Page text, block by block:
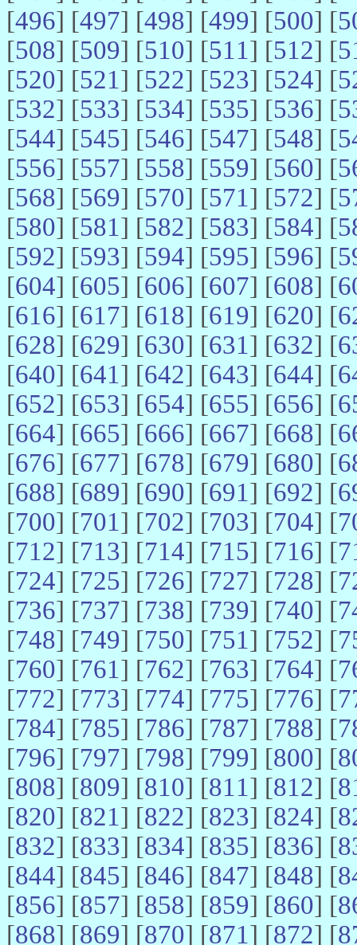
[496] [497] [498] [499] [500] [
[508] [509] [510] [511] [512] [
[520] [521] [522] [523] [524] [
[532] [533] [534] [535] [536] [
[544] [545] [546] [547] [548] [
[556] [557] [558] [559] [560] [
[568] [569] [570] [571] [572] [
[580] [581] [582] [583] [584] [
[592] [593] [594] [595] [596] [
[604] [605] [606] [607] [608] [
[616] [617] [618] [619] [620] [
[628] [629] [630] [631] [632] [
[640] [641] [642] [643] [644] [
[652] [653] [654] [655] [656] [
[664] [665] [666] [667] [668] [
[676] [677] [678] [679] [680] [
[688] [689] [690] [691] [692] [
[700] [701] [702] [703] [704] [
[712] [713] [714] [715] [716] [
[724] [725] [726] [727] [728] [
[736] [737] [738] [739] [740] [
[748] [749] [750] [751] [752] [
[760] [761] [762] [763] [764] [
[772] [773] [774] [775] [776] [
[784] [785] [786] [787] [788] [
[796] [797] [798] [799] [800] [
[808] [809] [810] [811] [812] [
[820] [821] [822] [823] [824] [
[832] [833] [834] [835] [836] [
[844] [845] [846] [847] [848] [
[856] [857] [858] [859] [860] [
[868] [869] [870] [871] [872] [